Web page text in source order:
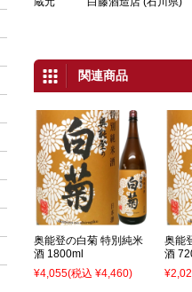
関連商品
奥能登の白菊 特別純米
酒 1800ml
¥4,055(税込 ¥4,460)
奥能
酒